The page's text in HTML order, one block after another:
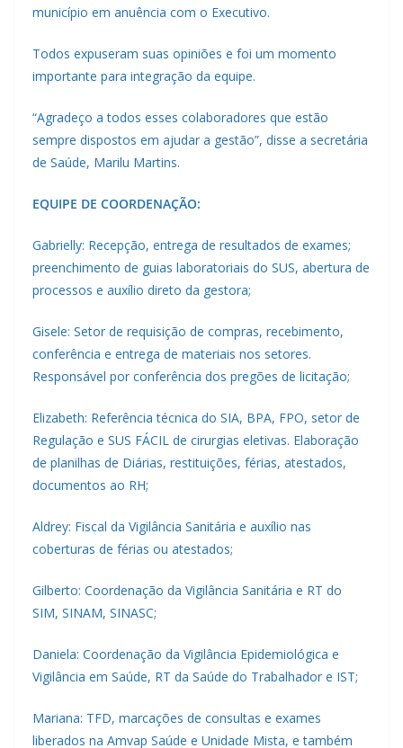
município em anuência com o Executivo.
Todos expuseram suas opiniões e foi um momento
importante para integração da equipe.
“Agradeço a todos esses colaboradores que estão
sempre dispostos em ajudar a gestão”, disse a secretária
de Saúde, Marilu Martins.
EQUIPE DE COORDENAÇÃO:
Gabrielly: Recepção, entrega de resultados de exames;
preenchimento de guias laboratoriais do SUS, abertura de
processos e auxílio direto da gestora;
Gisele: Setor de requisição de compras, recebimento,
conferência e entrega de materiais nos setores.
Responsável por conferência dos pregões de licitação;
Elizabeth: Referência técnica do SIA, BPA, FPO, setor de
Regulação e SUS FÁCIL de cirurgias eletivas. Elaboração
de planilhas de Diárias, restituições, férias, atestados,
documentos ao RH;
Aldrey: Fiscal da Vigilância Sanitária e auxílio nas
coberturas de férias ou atestados;
Gilberto: Coordenação da Vigilância Sanitária e RT do
SIM, SINAM, SINASC;
Daniela: Coordenação da Vigilância Epidemiológica e
Vigilância em Saúde, RT da Saúde do Trabalhador e IST;
Mariana: TFD, marcações de consultas e exames
liberados na Amvap Saúde e Unidade Mista, e também